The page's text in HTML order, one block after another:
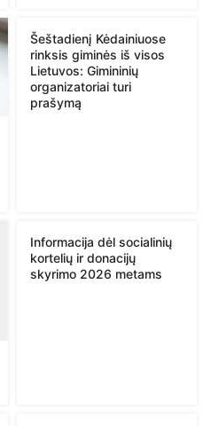
Šeštadienį Kėdainiuose
rinksis giminės iš visos
Lietuvos: Gimininių
organizatoriai turi
prašymą
Informacija dėl socialinių
kortelių ir donacijų
skyrimo 2026 metams